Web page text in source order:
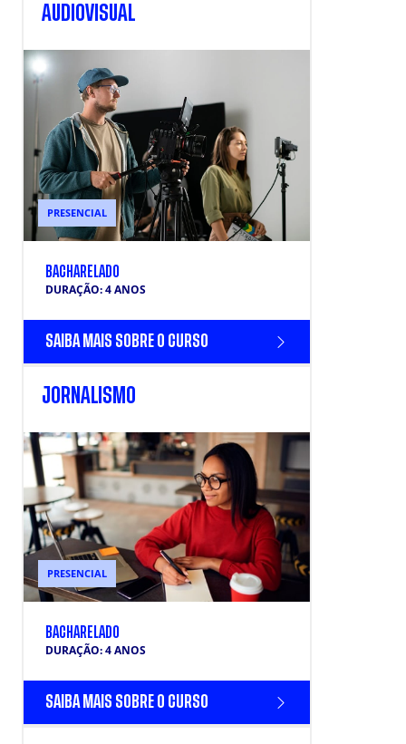
AUDIOVISUAL
PRESENCIAL
BACHARELADO
DURAÇÃO: 4 ANOS
SAIBA MAIS SOBRE O CURSO
JORNALISMO
PRESENCIAL
BACHARELADO
DURAÇÃO: 4 ANOS
SAIBA MAIS SOBRE O CURSO